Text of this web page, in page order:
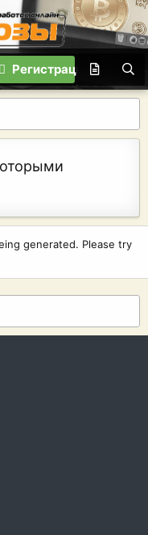
Регистрация
generated. Please try